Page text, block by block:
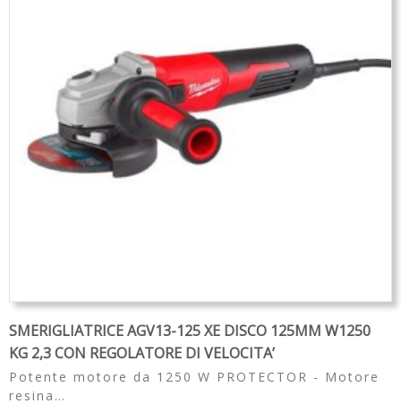
SMERIGLIATRICE AGV13-125 XE DISCO 125MM W1250
KG 2,3 CON REGOLATORE DI VELOCITA’
Potente motore da 1250 W PROTECTOR - Motore
resina…